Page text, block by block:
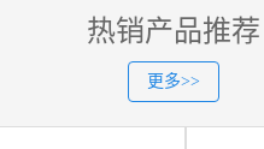
热销产品推荐
更多>>